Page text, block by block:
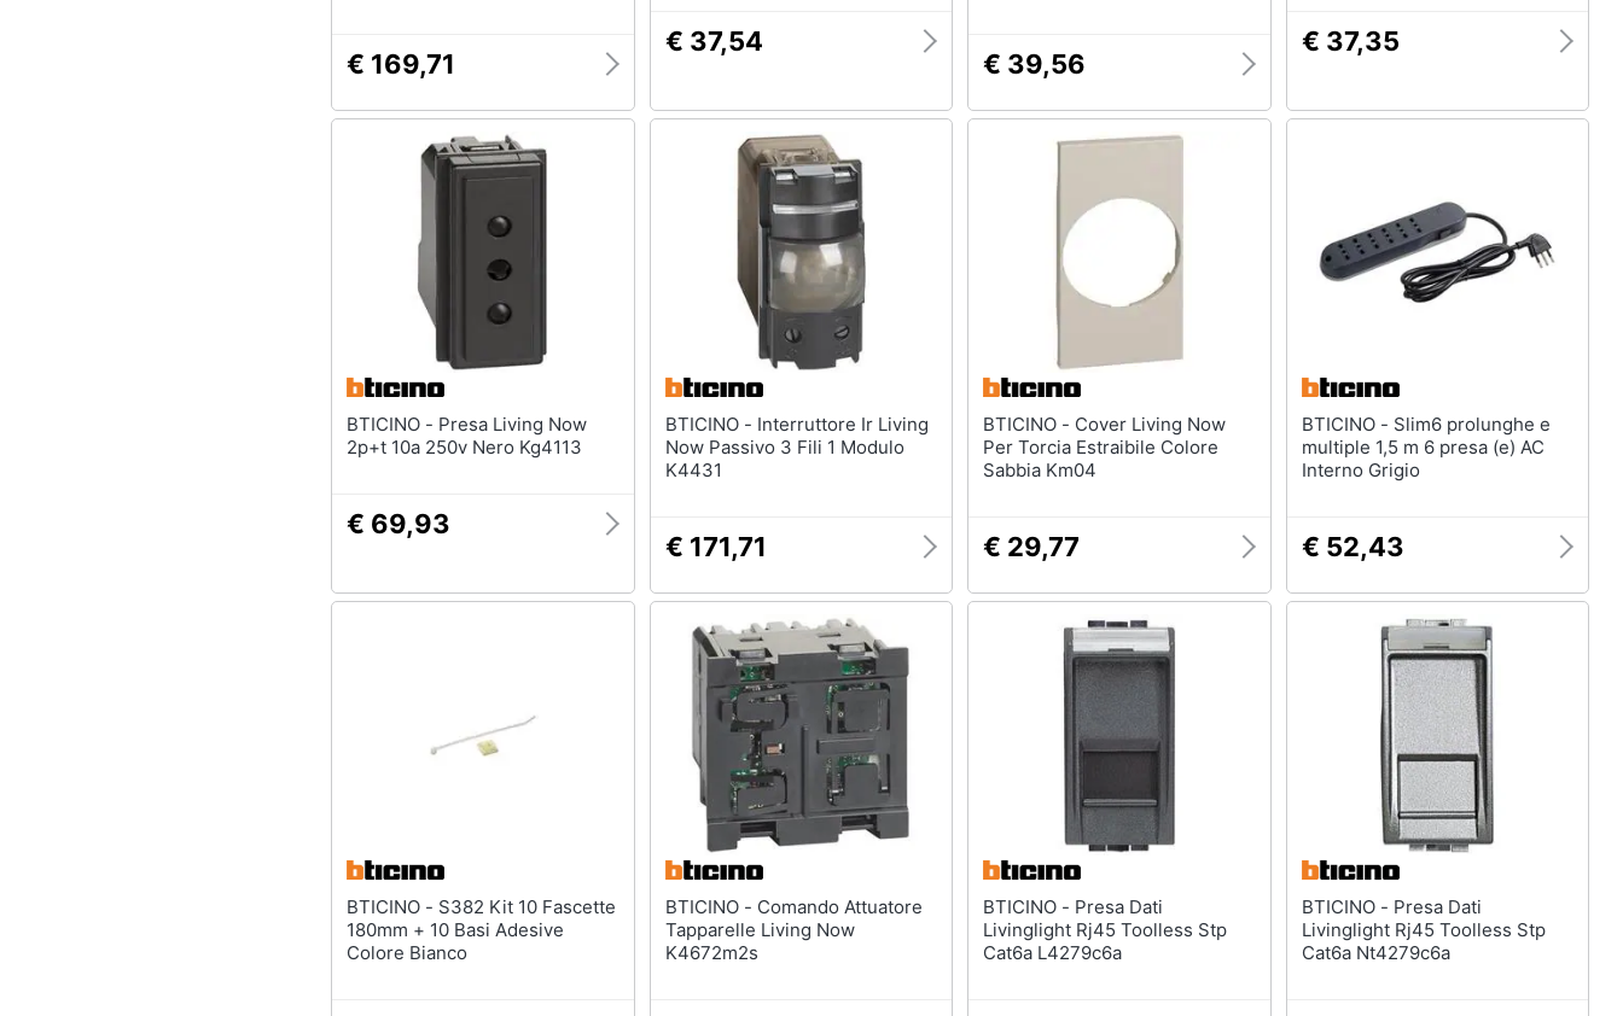
€ 169,71
€ 37,54
€ 39,56
€ 37,35
BTICINO - Presa Living Now
2p+t 10a 250v Nero Kg4113
€ 69,93
BTICINO - Interruttore Ir Living
Now Passivo 3 Fili 1 Modulo
K4431
€ 171,71
BTICINO - Cover Living Now
Per Torcia Estraibile Colore
Sabbia Km04
€ 29,77
BTICINO - Slim6 prolunghe e
multiple 1,5 m 6 presa (e) AC
Interno Grigio
€ 52,43
BTICINO - S382 Kit 10 Fascette
180mm + 10 Basi Adesive
Colore Bianco
BTICINO - Comando Attuatore
Tapparelle Living Now
K4672m2s
BTICINO - Presa Dati
Livinglight Rj45 Toolless Stp
Cat6a L4279c6a
BTICINO - Presa Dati
Livinglight Rj45 Toolless Stp
Cat6a Nt4279c6a